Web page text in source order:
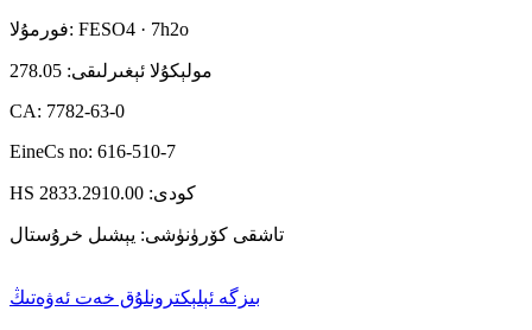
فورمۇلا: FESO4 · 7h2o
مولېكۇلا ئېغىرلىقى: 278.05
CA: 7782-63-0
EineCs no: 616-510-7
HS كودى: 2833.2910.00
تاشقى كۆرۈنۈشى: يېشىل خرۇستال
بىزگە ئېلېكترونلۇق خەت ئەۋەتىڭ